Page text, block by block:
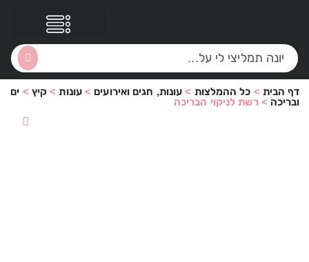
דף הבית > כל ההמלצות > עונות, חגים ואירועים >עונות> קיץ > ים
ובריכה >רשת לניקוי הבריכה